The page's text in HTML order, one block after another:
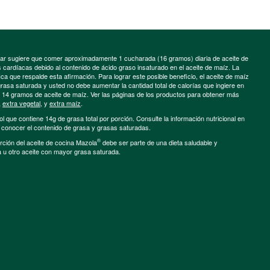
sugiere que comer aproximadamente 1 cucharada (16 gramos) diaria de aceite de
debido al contenido de ácido graso insaturado en el aceite de maíz. La
que respalde esta afirmación. Para lograr este posible beneficio, el aceite de maíz
saturada y usted no debe aumentar la cantidad total de calorías que ingiere en
gramos de aceite de maíz. Ver las páginas de los productos para obtener más
extra vegetal, y extra maíz.
que contiene 14g de grasa total por porción. Consulte la información nutricional en
el contenido de grasa y grasas saturadas.
del aceite de cocina Mazola® debe ser parte de una dieta saludable y
otro aceite con mayor grasa saturada.